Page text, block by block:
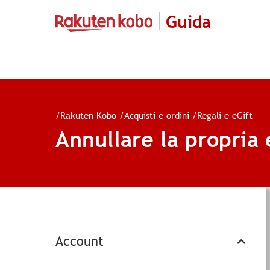
Guida
/Rakuten Kobo /Acquisti e ordini /Regali e eGift
Annullare la propria
Account